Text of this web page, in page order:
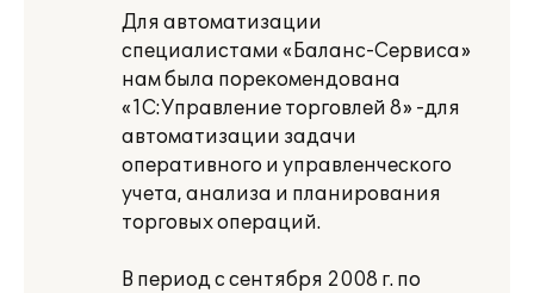
Для автоматизации
специалистами «Баланс-Сервиса»
нам была порекомендована
«1С:Управление торговлей 8» -для
автоматизации задачи
оперативного и управленческого
учета, анализа и планирования
торговых операций.
В период с сентября 2008 г. по